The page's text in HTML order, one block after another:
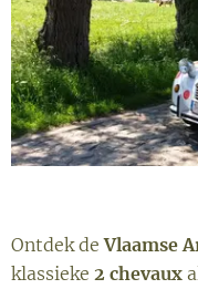
Ontdek deVlaamse
klassieke 2 chevaux